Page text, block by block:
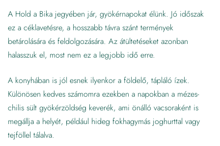
A Hold a Bika jegyében jár, gyökérnapokat élünk. Jó időszak
ez a céklavetésre, a hosszabb távra szánt termények
betárolására és feldolgozására. Az átültetéseket azonban
halasszuk el, most nem ez a legjobb idő erre.
A konyhában is jól esnek ilyenkor a földelő, tápláló ízek.
Különösen kedves számomra ezekben a napokban a mézes-
chilis sült gyökérzöldség keverék, ami önálló vacsoraként is
megállja a helyét, például hideg fokhagymás joghurttal vagy
tejföllel tálalva.